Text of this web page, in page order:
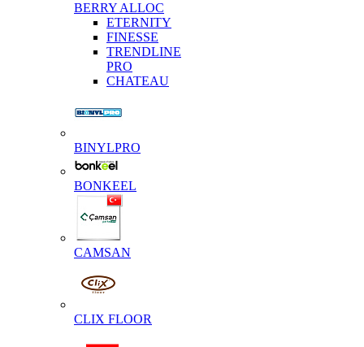
BERRY ALLOC
ETERNITY
FINESSE
TRENDLINE
PRO
CHATEAU
BINYLPRO
BONKEEL
CAMSAN
CLIX FLOOR